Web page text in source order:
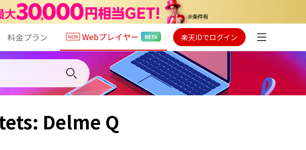
料金プラン Webプレイヤー 楽天IDでログイン
Delme Q